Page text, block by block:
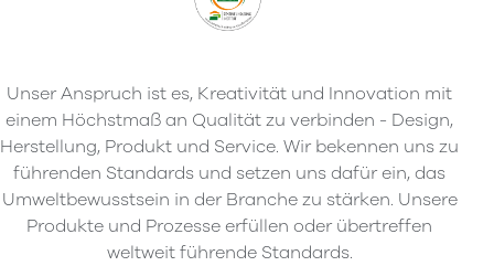
Unser Anspruch ist es, Kreativität und Innovation mit
einem Höchstmaß an Qualität zu verbinden - Design,
Herstellung, Produkt und Service. Wir bekennen uns zu
führenden Standards und setzen uns dafür ein, das
Umweltbewusstsein in der Branche zu stärken. Unsere
Produkte und Prozesse erfüllen oder übertreffen
weltweit führende Standards.